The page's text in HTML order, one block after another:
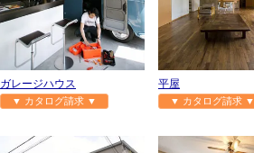
ガレージハウス
▼ カタログ請求 ▼
平屋
▼ カタログ請求 ▼